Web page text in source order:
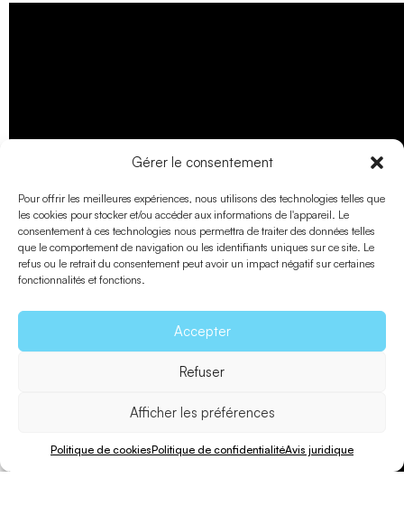
Gérer le consentement
Pour offrir les meilleures expériences, nous utilisons des technologies telles que
les cookies pour stocker et/ou accéder aux informations de l'appareil. Le
consentement à ces technologies nous permettra de traiter des données telles
que le comportement de navigation ou les identifiants uniques sur ce site. Le
refus ou le retrait du consentement peut avoir un impact négatif sur certaines
fonctionnalités et fonctions.
Accepter
Refuser
Afficher les préférences
Politique de cookiesPolitique de confidentialitéAvis juridique